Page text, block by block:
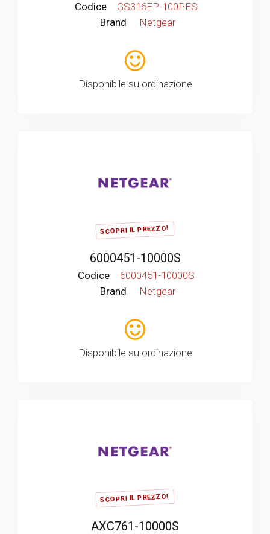
Codice
GS316EP-100PES
Brand
Netgear
Disponibile su ordinazione
SCOPRI IL PREZZO!
6000451-10000S
Codice
6000451-10000S
Brand
Netgear
Disponibile su ordinazione
SCOPRI IL PREZZO!
AXC761-10000S